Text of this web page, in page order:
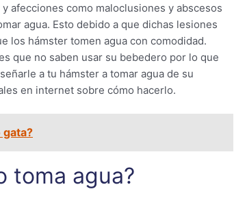
afecciones como maloclusiones y abscesos
agua. Esto debido a que dichas lesiones
los hámster tomen agua con comodidad.
que no saben usar su bebedero por lo que
a tu hámster a tomar agua de su
en internet sobre cómo hacerlo.
gata?
toma agua?